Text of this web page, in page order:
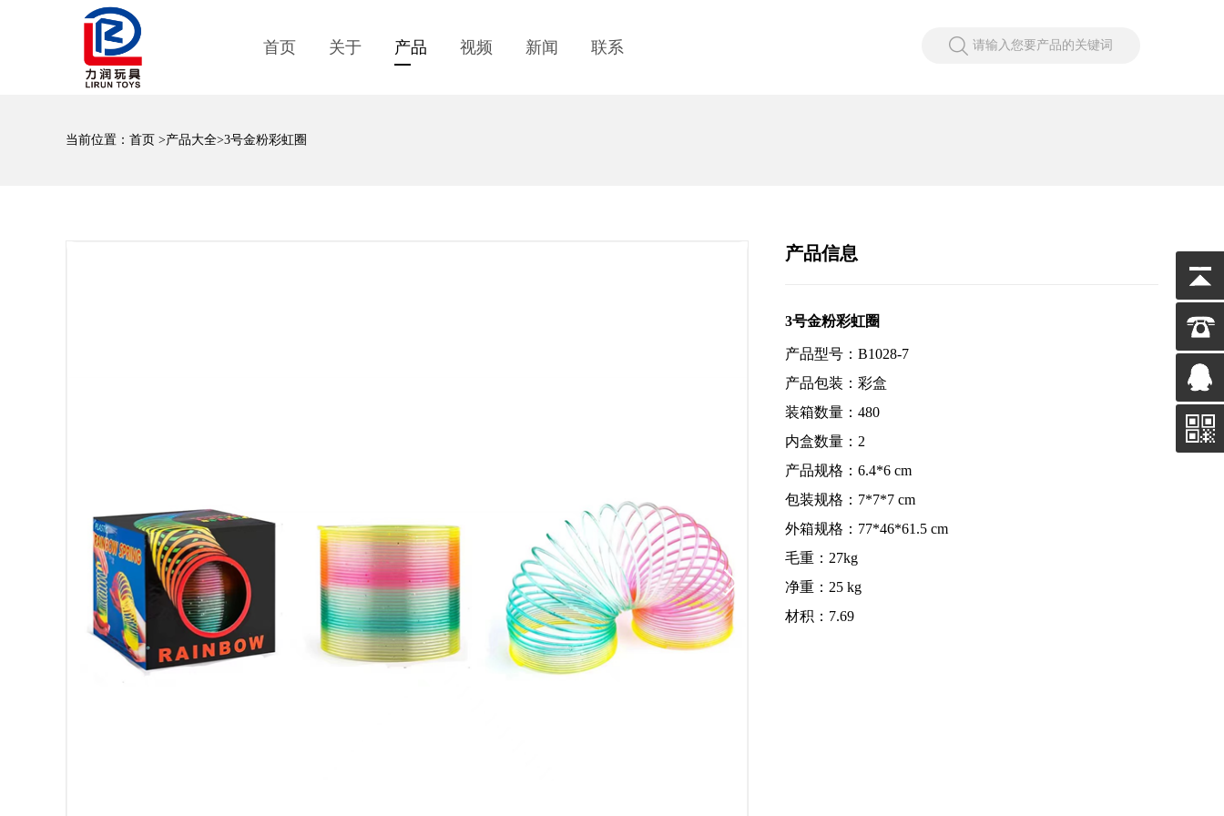
首页 关于 产品 视频 新闻 联系 请输入您要产品的关键词
当前位置： 首页 >产品大全>3号金粉彩虹圈
产品信息
3号金粉彩虹圈
产品型号：B1028-7
产品包装：彩盒
装箱数量：480
内盒数量：2
产品规格：6.4*6 cm
包装规格：7*7*7 cm
外箱规格：77*46*61.5 cm
毛重：27kg
净重：25 kg
材积：7.69